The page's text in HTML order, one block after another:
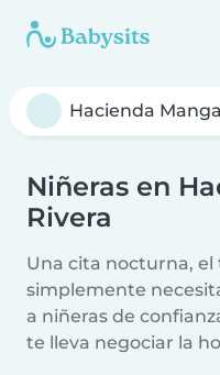
Niñeras en
Rivera
Una cita nocturna,
simplemente
a niñeras de
te lleva negociar la